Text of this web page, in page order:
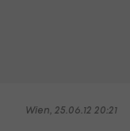
Wien, 25.06.12 20:21